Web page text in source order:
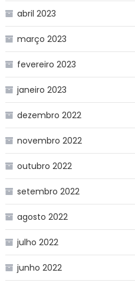
abril 2023
março 2023
fevereiro 2023
janeiro 2023
dezembro 2022
novembro 2022
outubro 2022
setembro 2022
agosto 2022
julho 2022
junho 2022